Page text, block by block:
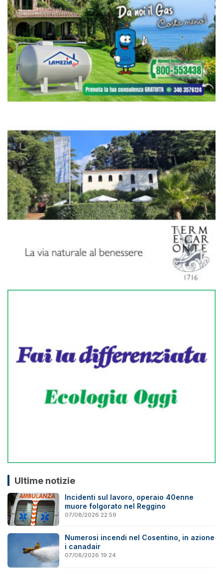
Ultime notizie
Incidenti sul lavoro, operaio 40enne
muore folgorato nel Reggino
07/08/2026 22:59
Numerosi incendi nel Cosentino, in azione
i canadair
07/08/2026 19:24